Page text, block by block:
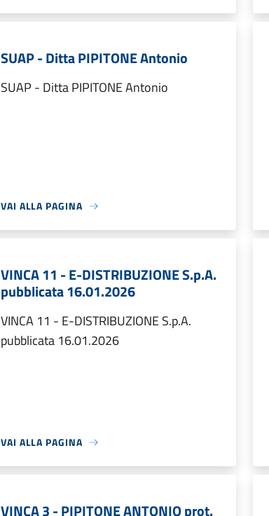
SUAP - Ditta PIPITONE Antonio
SUAP - Ditta PIPITONE Antonio
VAI ALLA PAGINA
VINCA 11 - E-DISTRIBUZIONE S.p.A.
pubblicata 16.01.2026
VINCA 11 - E-DISTRIBUZIONE S.p.A.
pubblicata 16.01.2026
VAI ALLA PAGINA
VINCA 3 - PIPITONE ANTONIO prot.